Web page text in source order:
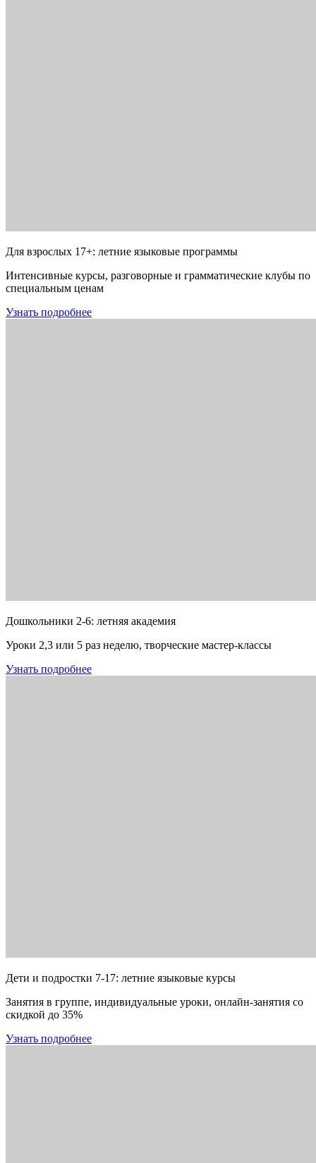
Для взрослых 17+: летние языковые программы
Интенсивные курсы, разговорные и грамматические клубы по
специальным ценам
Узнать подробнее
Дошкольники 2-6: летняя академия
Уроки 2,3 или 5 раз неделю, творческие мастер-классы
Узнать подробнее
Дети и подростки 7-17: летние языковые курсы
Занятия в группе, индивидуальные уроки, онлайн-занятия со
скидкой до 35%
Узнать подробнее